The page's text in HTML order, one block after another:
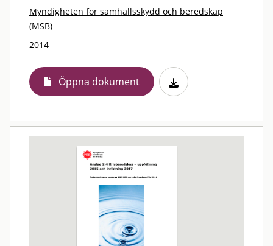
Myndigheten för samhällsskydd och beredskap
(MSB)
2014
Öppna dokument